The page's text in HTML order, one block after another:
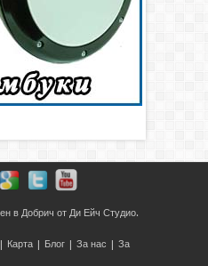
в Добрич от Ди Ейч Студио.
Карта | Блог | За нас | За